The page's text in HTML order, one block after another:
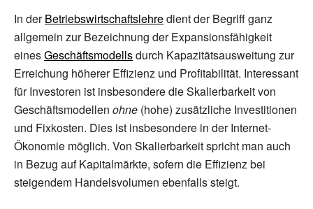
In derBetriebswirtschaftslehredient der Begriff ganz
allgemein zur Bezeichnung der Expansionsfähigkeit
einesGeschäftsmodellsdurch Kapazitätsausweitung zur
Erreichung höherer Effizienz und Profitabilität. Interessant
für Investoren ist insbesondere die Skalierbarkeit von
Geschäftsmodellen ohne (hohe) zusätzliche Investitionen
und Fixkosten. Dies ist insbesondere in der Internet-
Ökonomie möglich. Von Skalierbarkeit spricht man auch
in Bezug auf Kapitalmärkte, sofern die Effizienz bei
steigendem Handelsvolumen ebenfalls steigt.